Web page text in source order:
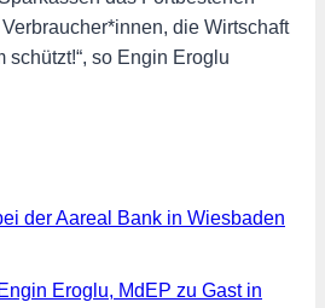
die Wirtschaft
schützt!“, so Engin Eroglu
der Aareal Bank in Wiesbaden
Eroglu, MdEP zu Gast in